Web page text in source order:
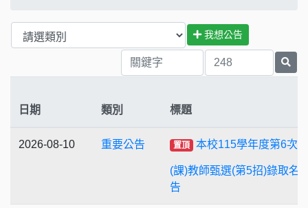
我想公告
日期 類別 標題
2026-08-10 重要公告 置頂 本校115學年度第6次
(課)教師甄選(第5招)錄取名
告